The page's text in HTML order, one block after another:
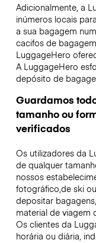
Adicionalmente, a
inúmeros locais
a sua bagagem
cacifos de
LuggageHero
A LuggageHero
depósito de
Guardamos
tamanho ou
verificados
Os utilizadores da
de qualquer
nossos
fotográfico,de ski
depositar
material de viagem
Os clientes da
horária ou diária,